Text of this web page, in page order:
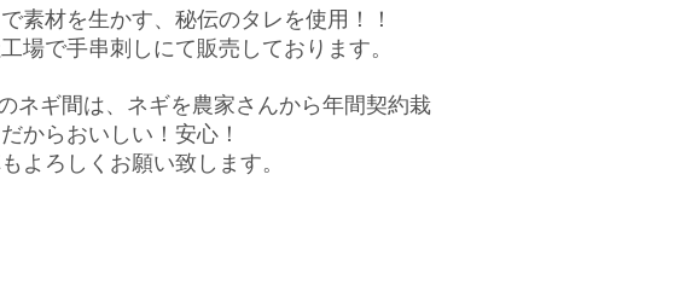
素材を生かす、秘伝のタレを使用！！
場で手串刺しにて販売しております。
ネギ間は、ネギを農家さんから年間契約栽
からおいしい！安心！
もよろしくお願い致します。